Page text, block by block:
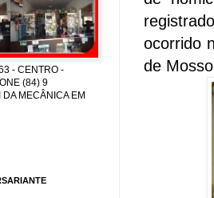
ocorrido
de
- CENTRO -
(84) 9
MECÂNICA EM